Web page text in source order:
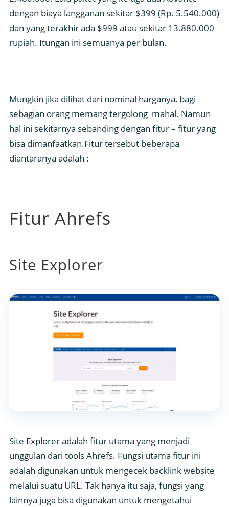
dengan biaya langganan sekitar $399 (Rp. 5.540.000)
dan yang terakhir ada $999 atau sekitar 13.880.000
rupiah. Itungan ini semuanya per bulan.
Mungkin jika dilihat dari nominal harganya, bagi
sebagian orang memang tergolong mahal. Namun
hal ini sekitarnya sebanding dengan fitur – fitur yang
bisa dimanfaatkan.Fitur tersebut beberapa
diantaranya adalah :
Fitur Ahrefs
Site Explorer
Site Explorer adalah fitur utama yang menjadi
unggulan dari tools Ahrefs. Fungsi utama fitur ini
adalah digunakan untuk mengecek backlink website
melalui suatu URL. Tak hanya itu saja, fungsi yang
lainnya juga bisa digunakan untuk mengetahui